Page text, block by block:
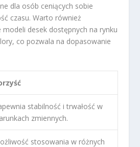
dla osób ceniących sobie
czasu. Warto również
desek dostępnych na rynku
co pozwala na dopasowanie
stabilność i trwałość w
zmiennych.
stosowania w różnych